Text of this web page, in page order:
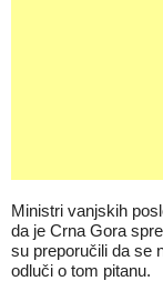
Ministri vanjskih
da je Crna Gora
su preporučili da se
odluči o tom pitanu.